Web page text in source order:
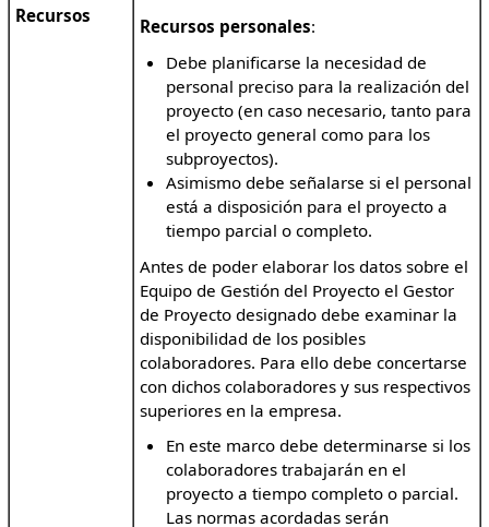
Recursos
Recursos personales:
Debe planificarse la necesidad de
personal preciso para la realización del
proyecto (en caso necesario, tanto para
el proyecto general como para los
subproyectos).
Asimismo debe señalarse si el personal
está a disposición para el proyecto a
tiempo parcial o completo.
Antes de poder elaborar los datos sobre el
Equipo de Gestión del Proyecto el Gestor
de Proyecto designado debe examinar la
disponibilidad de los posibles
colaboradores. Para ello debe concertarse
con dichos colaboradores y sus respectivos
superiores en la empresa.
En este marco debe determinarse si los
colaboradores trabajarán en el
proyecto a tiempo completo o parcial.
Las normas acordadas serán